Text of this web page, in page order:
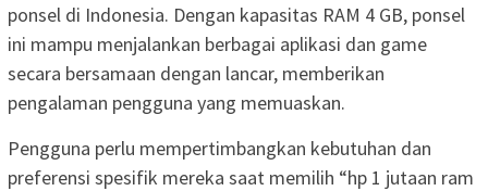
ponsel di Indonesia. Dengan kapasitas RAM 4 GB, ponsel
ini mampu menjalankan berbagai aplikasi dan game
secara bersamaan dengan lancar, memberikan
pengalaman pengguna yang memuaskan.
Pengguna perlu mempertimbangkan kebutuhan dan
preferensi spesifik mereka saat memilih “hp 1 jutaan ram